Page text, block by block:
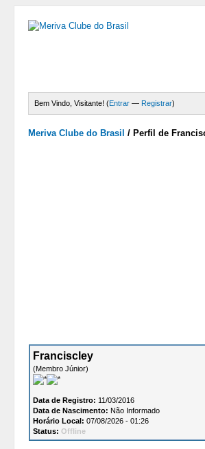
Bem Vindo, Visitante! (Entrar — Registrar)
Meriva Clube do Brasil / Perfil de
Franciscley
(Membro Júnior)
Data de Registro: 11/03/2016
Data de Nascimento: Não Informado
Horário Local: 07/08/2026 - 01:26
Status: Offline